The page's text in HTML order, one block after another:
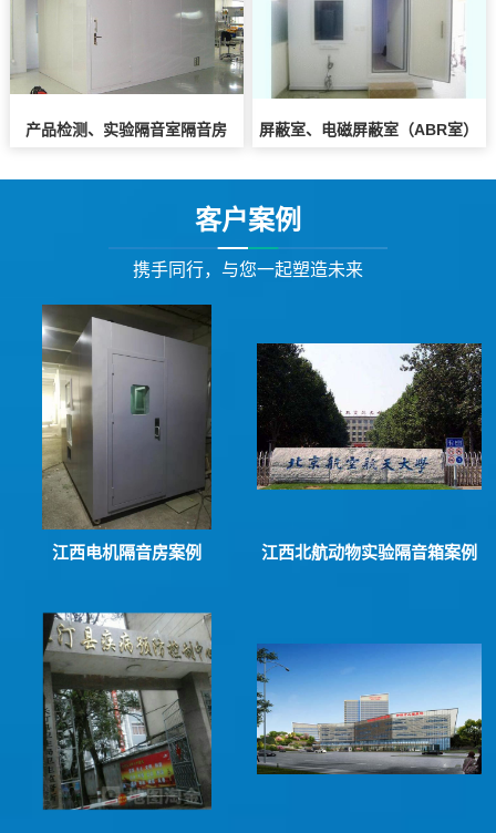
产品检测、实验隔音室隔音房 屏蔽室、电磁屏蔽室（ABR室）
客户案例
携手同行，与您一起塑造未来
江西电机隔音房案例 江西北航动物实验隔音箱案例